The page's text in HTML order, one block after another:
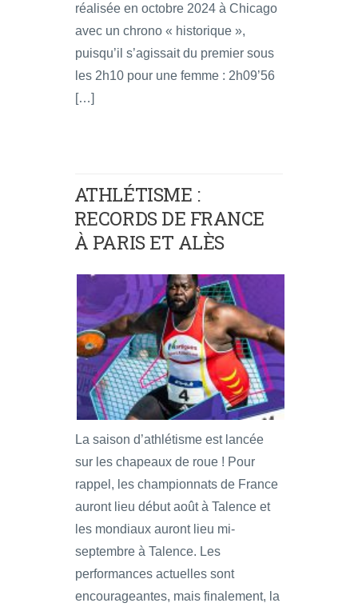
réalisée en octobre 2024 à Chicago
avec un chrono « historique »,
puisqu’il s’agissait du premier sous
les 2h10 pour une femme : 2h09’56
[…]
ATHLÉTISME :
RECORDS DE FRANCE
À PARIS ET ALÈS
La saison d’athlétisme est lancée
sur les chapeaux de roue ! Pour
rappel, les championnats de France
auront lieu début août à Talence et
les mondiaux auront lieu mi-
septembre à Talence. Les
performances actuelles sont
encourageantes, mais finalement, la